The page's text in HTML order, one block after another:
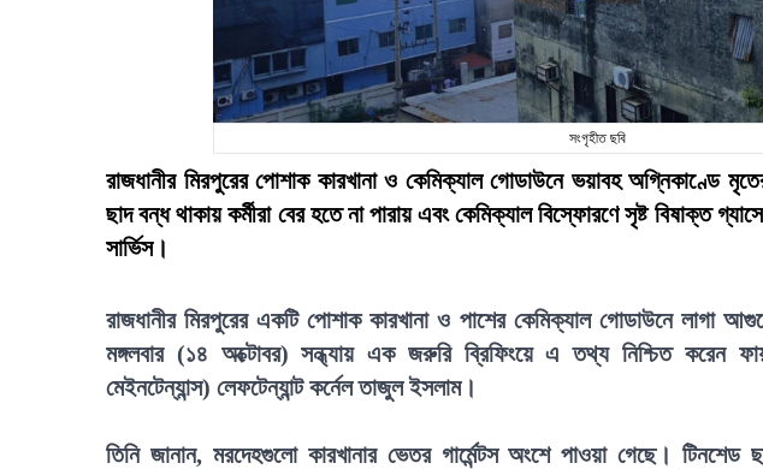
সংগৃহীত ছবি
রাজধানীর মিরপুরের পোশাক কারখানা ও কেমিক্যাল গোডাউনে ভয়াবহ অগ্নিকাণ্ডে
ছাদ বন্ধ থাকায় কর্মীরা বের হতে না পারায় এবং কেমিক্যাল বিস্ফোরণে সৃষ্ট বিষাক্ত
সার্ভিস।
রাজধানীর মিরপুরের একটি পোশাক কারখানা ও পাশের কেমিক্যাল গোডাউনে লাগা
মঙ্গলবার (১৪ অক্টোবর) সন্ধ্যায় এক জরুরি ব্রিফিংয়ে এ তথ্য নিশ্চিত করেন
মেইনটেন্যান্স) লেফটেন্যান্ট কর্নেল তাজুল ইসলাম।
তিনি জানান, মরদেহগুলো কারখানার ভেতর গার্মেন্টস অংশে পাওয়া গেছে।